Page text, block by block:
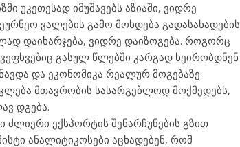
უკეთესად იმუშავებს აზიაში, ვიდრე
ვალების გამო მოხდება გადასახადების
დაიხარჯება, ვიდრე დაიზოგება. როგორც
გასულ წლებში კარგად ხეირობდნენ
და ეკონომიკა რეალურ მოგებაზე
მთავრობის სასარგებლოდ მოქმედებს,
დგება.
ექსპორტის შენარჩუნების გზით
ანალიტიკოსები აცხადებენ, რომ